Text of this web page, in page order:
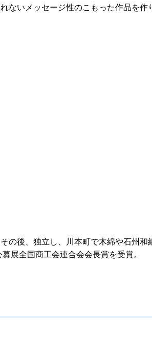
いメッセージ性のこもった作品を作
後、独立し、川本町で木綿や石州
展全国商工会連合会会長賞を受賞。